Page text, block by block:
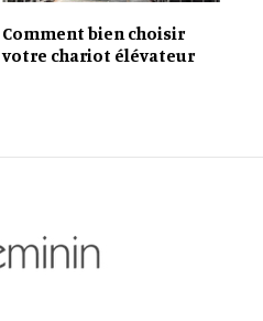
Comment bien choisir
votre chariot élévateur